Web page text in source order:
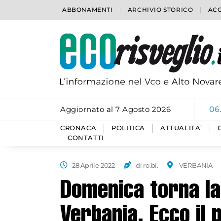
ABBONAMENTI ARCHIVIO STORICO
Aggiornato al 7 Agosto 2026
CRONACA POLITICA ATTUALITA’
CONTATTI
28 Aprile 2022 di ro.bi. VERBANIA
Domenica torna